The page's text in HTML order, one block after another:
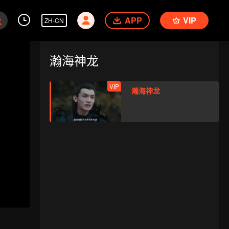
ZH-CN APP VIP
瀚海神龙
VIP 瀚海神龙